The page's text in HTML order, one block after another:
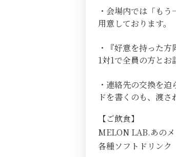
・会場内では「も
用意しております。
・『好意を持った
1対1で全員の方と
・連絡先の交換を
ドを書くのも、渡
【ご飲食】
MELON LAB.あの
各種ソフトドリンク